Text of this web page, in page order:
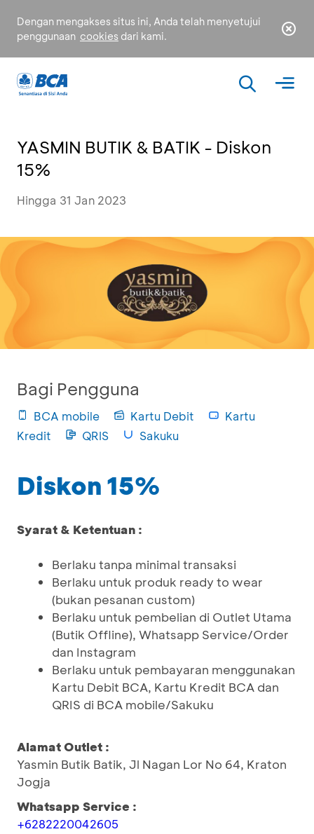
Dengan mengakses situs ini, Anda telah menyetujui
penggunaan cookies dari kami.
YASMIN BUTIK & BATIK - Diskon
15%
Hingga 31 Jan 2023
Bagi Pengguna
BCA mobile Kartu Debit
Kartu
Kredit
QRIS Sakuku
Diskon 15%
Syarat & Ketentuan :
Berlaku tanpa minimal transaksi
Berlaku untuk produk ready to wear
(bukan pesanan custom)
Berlaku untuk pembelian di Outlet Utama
(Butik Offline), Whatsapp Service/Order
dan Instagram
Berlaku untuk pembayaran menggunakan
Kartu Debit BCA, Kartu Kredit BCA dan
QRIS di BCA mobile/Sakuku
Alamat Outlet :
Yasmin Butik Batik, Jl Nagan Lor No 64, Kraton
Jogja
Whatsapp Service :
+6282220042605